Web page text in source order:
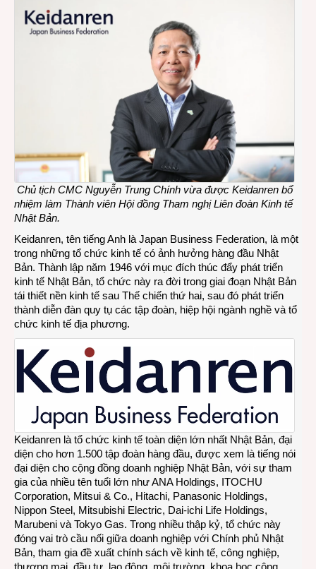
Chủ tịch CMC Nguyễn Trung Chính vừa được Keidanren bổ
nhiệm làm Thành viên Hội đồng Tham nghị Liên đoàn Kinh tế
Nhật Bản.
Keidanren, tên tiếng Anh là Japan Business Federation, là một
trong những tổ chức kinh tế có ảnh hưởng hàng đầu Nhật
Bản. Thành lập năm 1946 với mục đích thúc đẩy phát triển
kinh tế Nhật Bản, tổ chức này ra đời trong giai đoạn Nhật Bản
tái thiết nền kinh tế sau Thế chiến thứ hai, sau đó phát triển
thành diễn đàn quy tụ các tập đoàn, hiệp hội ngành nghề và tổ
chức kinh tế địa phương.
Keidanren là tổ chức kinh tế toàn diện lớn nhất Nhật Bản, đại
diện cho hơn 1.500 tập đoàn hàng đầu, được xem là tiếng nói
đại diện cho cộng đồng doanh nghiệp Nhật Bản, với sự tham
gia của nhiều tên tuổi lớn như ANA Holdings, ITOCHU
Corporation, Mitsui & Co., Hitachi, Panasonic Holdings,
Nippon Steel, Mitsubishi Electric, Dai-ichi Life Holdings,
Marubeni và Tokyo Gas. Trong nhiều thập kỷ, tổ chức này
đóng vai trò cầu nối giữa doanh nghiệp với Chính phủ Nhật
Bản, tham gia đề xuất chính sách về kinh tế, công nghiệp,
thương mại, đầu tư, lao động, môi trường, khoa học công